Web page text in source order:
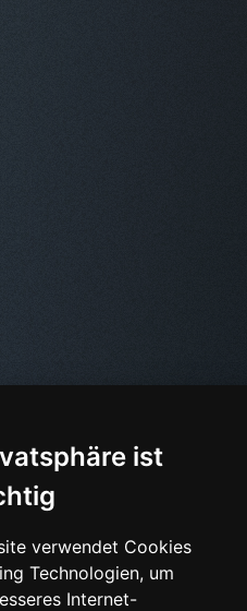
ist
verwendet Cookies
Technologien, um
Internet-